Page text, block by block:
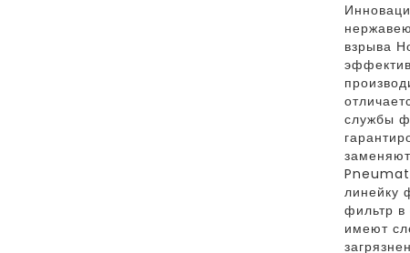
взрыва
службы
линейку
фильтр в
имеют